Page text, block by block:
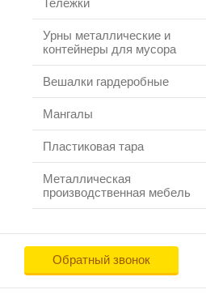
Тележки
Урны металлические и
контейнеры для мусора
Вешалки гардеробные
Мангалы
Пластиковая тара
Металлическая
производственная мебель
Обратный звонок